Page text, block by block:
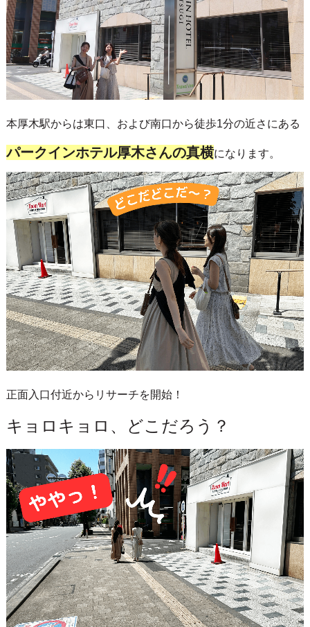
本厚木駅からは東口、および南口から徒歩1分の近さにある
パークインホテル厚木さんの真横になります。
正面入口付近からリサーチを開始！
キョロキョロ、どこだろう？